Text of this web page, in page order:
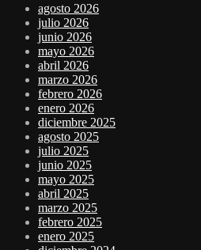
agosto 2026
julio 2026
junio 2026
mayo 2026
abril 2026
marzo 2026
febrero 2026
enero 2026
diciembre 2025
agosto 2025
julio 2025
junio 2025
mayo 2025
abril 2025
marzo 2025
febrero 2025
enero 2025